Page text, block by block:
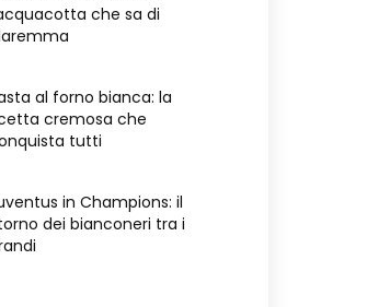
che sa di
al forno bianca: la
cremosa che
tutti
in Champions: il
dei bianconeri tra i